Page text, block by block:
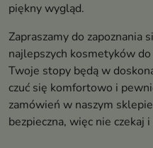
piękny wygląd.
Zapraszamy do zapoznania
najlepszych kosmetyków
Twoje stopy będą w
czuć się komfortowo i
zamówień w naszym
bezpieczna, więc nie czekaj